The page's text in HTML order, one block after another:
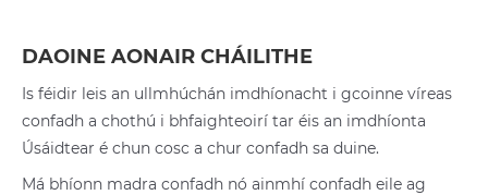
DAOINE AONAIR CHÁILITHE
Is féidir leis an ullmhúchán imdhíonacht i gcoinne víreas
confadh a chothú i bhfaighteoirí tar éis an imdhíonta
Úsáidtear é chun cosc a chur confadh sa duine.
Má bhíonn madra confadh nó ainmhí confadh eile ag